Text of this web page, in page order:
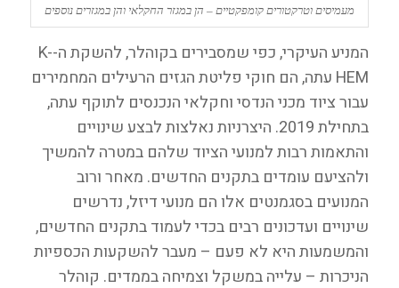
מעמיסים וטרקטורים קומפקטיים – הן במגזר החקלאי והן במגזרים נוספים
המניע העיקרי, כפי שמסבירים בקוהלר, להשקת ה-K-
HEM עתה, הם חוקי פליטת הגזים הרעילים המחמירים
עבור ציוד מכני הנדסי וחקלאי הנכנסים לתוקף עתה,
בתחילת 2019. היצרניות נאלצות לבצע שינויים
והתאמות רבות למנועי הציוד שלהם במטרה להמשיך
ולהציעם עומדים בתקנים החדשים. מאחר ורוב
המנועים בסגמנטים אלו הם מנועי דיזל, נדרשים
שינויים ועדכונים רבים בכדי לעמוד בתקנים החדשים,
והמשמעות היא לא פעם – מעבר להשקעות הכספיות
הניכרות – עלייה במשקל וצמיחה בממדים. קוהלר